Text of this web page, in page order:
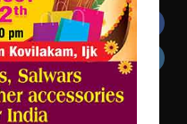
Facebook
Instagram